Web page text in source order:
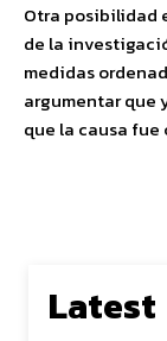
Otra posibilidad
de la
medidas
argumentar que
que la causa
Latest